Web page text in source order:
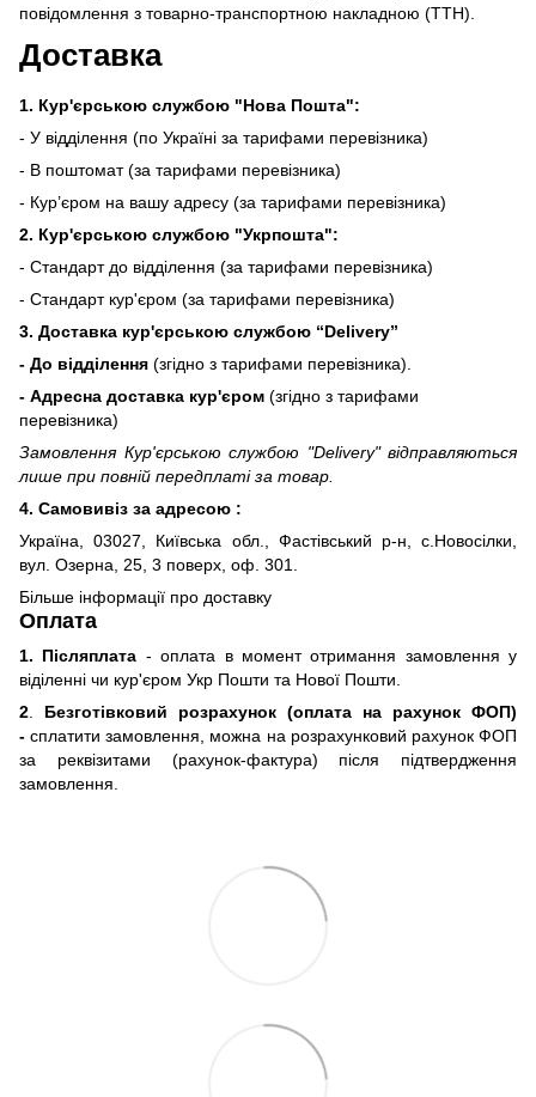
повідомлення з товарно-транспортною накладною (ТТН).
Доставка
1. Кур'єрською службою "Нова Пошта":
- У відділення (по Україні за тарифами перевізника)
- В поштомат (за тарифами перевізника)
- Кур’єром на вашу адресу (за тарифами перевізника)
2. Кур'єрською службою "Укрпошта":
- Стандарт до відділення (за тарифами перевізника)
- Стандарт кур'єром (за тарифами перевізника)
3. Доставка кур'єрською службою “Delivery”
- До відділення (згідно з тарифами перевізника).
- Адресна доставка кур'єром (згідно з тарифами
перевізника)
Замовлення Кур'єрською службою "Delivery" відправляються
лише при повній передплаті за товар.
4. Самовивіз за адресою :
Україна, 03027, Київська обл., Фастівський р-н, с.Новосілки,
вул. Озерна, 25, 3 поверх, оф. 301.
Більше інформації про доставку
Оплата
1. Післяплата - оплата в момент отримання замовлення у
віділенні чи кур'єром Укр Пошти та Нової Пошти.
2
Безготівковий розрахунок (оплата на рахунок ФОП)
-сплатити замовлення, можна на розрахунковий рахунок ФОП
за реквізитами (рахунок-фактура) після підтвердження
замовлення.